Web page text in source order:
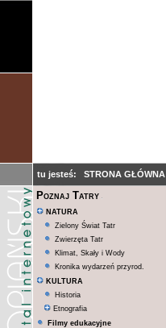
tu jesteś: STRONA GŁÓWNA
Poznaj Tatry
NATURA
Zielony Świat Tatr
Zwierzęta Tatr
Klimat, Skały i Wody
Kronika wydarzeń przyrod.
KULTURA
Historia
Etnografia
Filmy edukacyjne